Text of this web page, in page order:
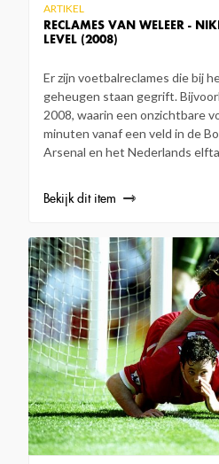
RECLAMES VAN WELEER -
LEVEL (2008)
ARTIKEL
Er zijn voetbalreclames die bij
geheugen staan gegrift.
2008, waarin een onzichtbare
minuten vanaf een veld in de
Arsenal en het Nederlands
Bekijk dit item